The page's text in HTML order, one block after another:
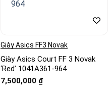
Giày Asics FF3 Novak
Giày Asics Court FF 3 Novak
‘Red’ 1041A361-964
7,500,000 ₫